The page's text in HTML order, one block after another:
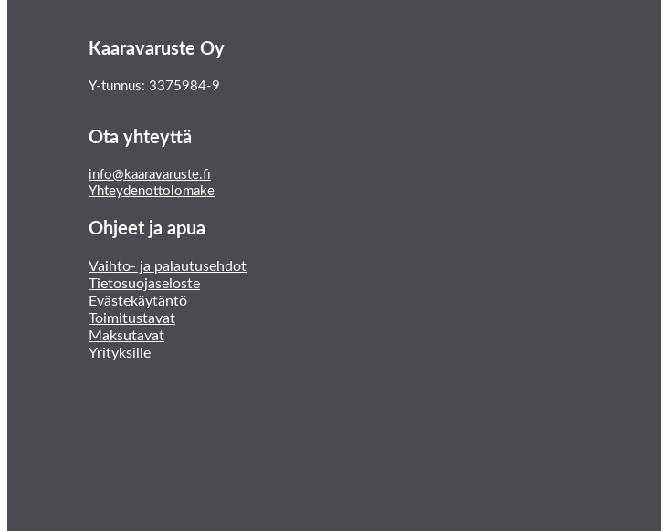
Kaaravaruste Oy
Y-tunnus: 3375984-9
Ota yhteyttä
info@kaaravaruste.fi
Yhteydenottolomake
Ohjeet ja apua
Vaihto- ja palautusehdot
Tietosuojaseloste
Evästekäytäntö
Toimitustavat
Maksutavat
Yrityksille